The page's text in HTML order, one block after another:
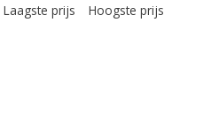
Laagste prijs Hoogste prijs